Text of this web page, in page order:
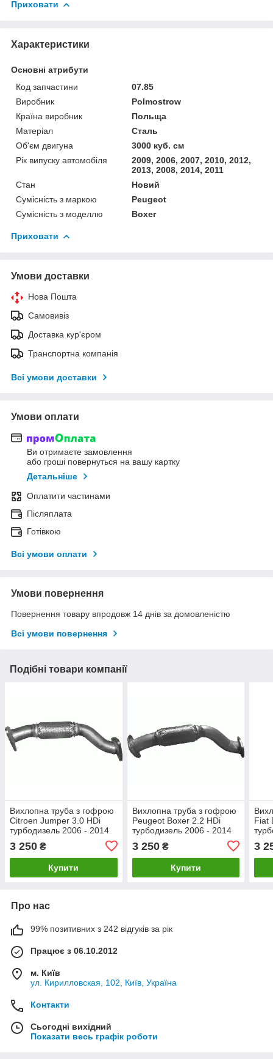
Приховати
Характеристики
Основні атрибути
Код запчастини
07.85
Виробник
Polmostrow
Країна виробник
Польща
Матеріал
Сталь
Об'єм двигуна
3000 куб. см
Рік випуску автомобіля
2009, 2006, 2007, 2010, 2012,
2013, 2008, 2014, 2011
Стан
Новий
Сумісність з маркою
Peugeot
Сумісність з моделлю
Boxer
Приховати
Умови доставки
Нова Пошта
Самовивіз
Доставка кур'єром
Транспортна компанія
Всі умови доставки
Умови оплати
Ви отримаєте замовлення
або гроші повернуться на вашу картку
Детальніше
Оплатити частинами
Післяплата
Готівкою
Всі умови оплати
Умови повернення
Повернення товару впродовж 14 днів за домовленістю
Всі умови повернення
Подібні товари компанії
Вихлопна труба з гофрою
Citroen Jumper 3.0 HDi
турбодизель 2006 - 2014
3 250 ₴
Купити
Вихлопна труба з гофрою
Peugeot Boxer 2.2 HDi
турбодизель 2006 - 2014
3 250₴
Купити
Fiat
3
Про нас
99% позитивних з 242 відгуків за рік
Працює з 06.10.2012
м. Київ
ул. Кирилловская, 102, Київ, Україна
Контакти
Сьогодні вихідний
Показати весь графік роботи